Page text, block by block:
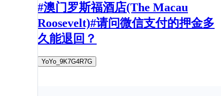
#澳门罗斯福酒店(The Macau
Roosevelt)#请问微信支付的押金多
久能退回？
YoYo_9K7G4R7G